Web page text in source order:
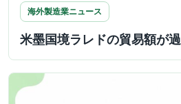
海外製造業ニュース
米墨国境ラレドの貿易額が